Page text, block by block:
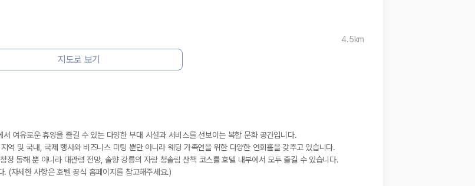
4.5km
지도로 보기
서 여유로운 휴양을 즐길 수 있는 다양한 부대 시설과 서비스를 선보이는 복합 문화 공간입니다.
역 및 국내, 국제 행사와 비즈니스 미팅 뿐만 아니라 웨딩 가족연을 위한 다양한 연회홀을 갖추고 있습니다.
정 동해 뿐 아니라 대관령 전망, 솔향 강릉의 자랑 청솔림 산책 코스를 호텔 내부에서 모두 즐길 수 있습니다.
(자세한 사항은 호텔 공식 홈페이지를 참고해주세요.)